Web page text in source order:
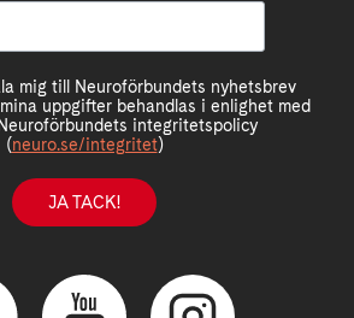
mig till Neuroförbundets nyhetsbrev
uppgifter behandlas i enlighet med
integritetspolicy
(neuro.se/integritet)
JA TACK!